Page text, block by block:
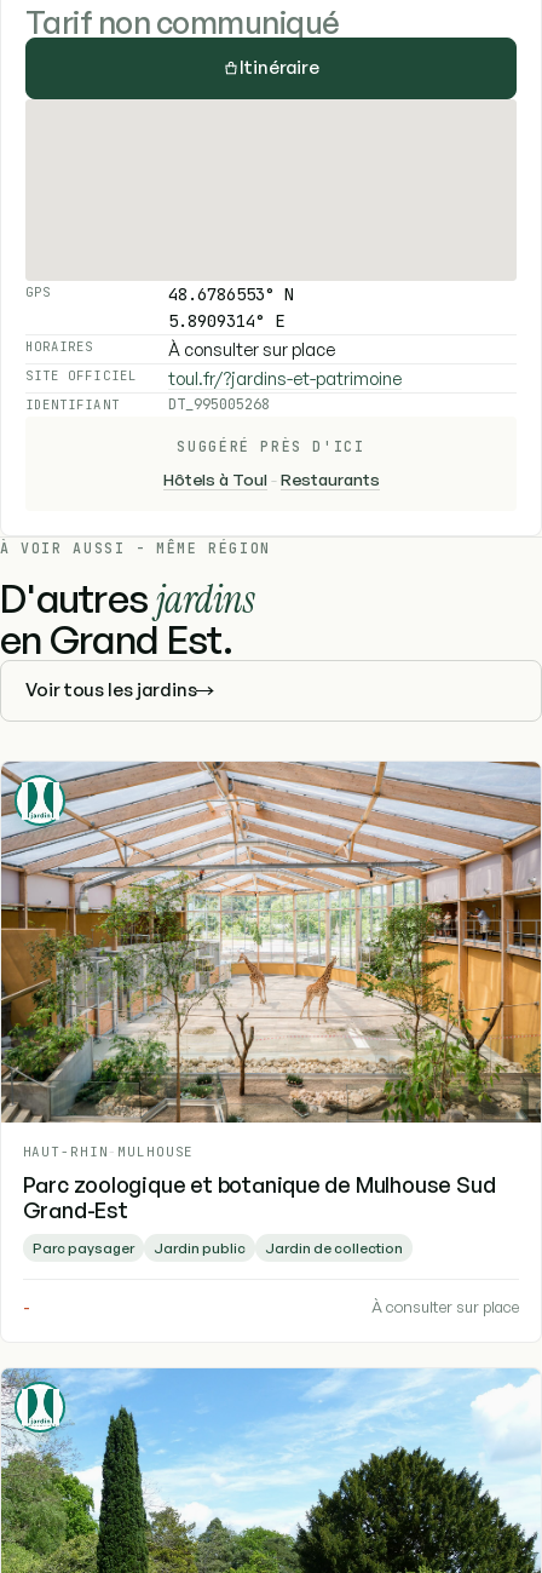
Tarif non communiqué
Itinéraire
GPS
48.6786553° N
5.8909314° E
HORAIRES À consulter sur place
SITE OFFICIEL toul.fr/?jardins-et-patrimoine
IDENTIFIANT DT_995005268
SUGGÉRÉ PRÈS D'ICI
Hôtels à Toul -Restaurants
À VOIR AUSSI - MÊME RÉGION
D'autresjardins
en Grand Est.
Voir tous les jardins
HAUT-RHIN - MULHOUSE
Parc zoologique et botanique de Mulhouse Sud
Grand-Est
Parc paysager Jardin public Jardin de collection
- À consulter sur place